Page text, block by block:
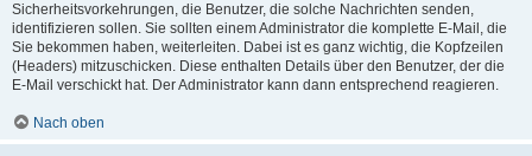
Sicherheitsvorkehrungen, die Benutzer, die solche Nachrichten senden,
identifizieren sollen. Sie sollten einem Administrator die komplette E-Mail, die
Sie bekommen haben, weiterleiten. Dabei ist es ganz wichtig, die Kopfzeilen
(Headers) mitzuschicken. Diese enthalten Details über den Benutzer, der die
E-Mail verschickt hat. Der Administrator kann dann entsprechend reagieren.
Nach oben